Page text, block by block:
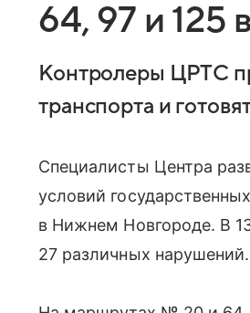
64, 97 и
Контролеры ЦРТС
транспорта и
Специалисты Центра
условий
в Нижнем Новгороде. В
27 различных